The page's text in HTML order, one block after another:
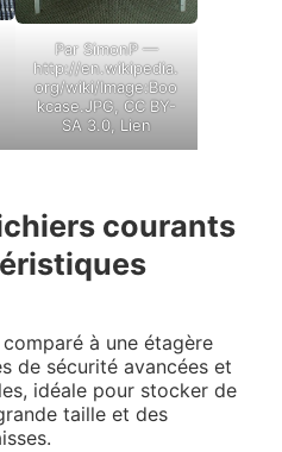
Par SimonP—
http://en.wikipedia.
org/wiki/Image:Boo
kcase.JPG, CC BY-
SA 3.0, Lien
courants
à une étagère
de sécurité avancées et
idéale pour stocker de
taille et des